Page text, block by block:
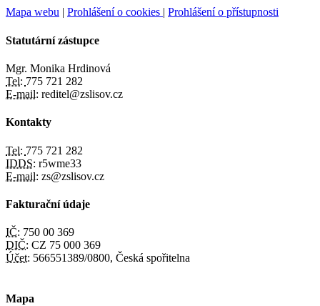
Mapa webu Prohlášení o cookies Prohlášení o přístupnosti
Statutární zástupce
Mgr. Monika Hrdinová
Tel: 775 721 282
E-mail: reditel@zslisov.cz
Kontakty
Tel: 775 721 282
IDDS: r5wme33
E-mail: zs@zslisov.cz
Fakturační údaje
IČ: 750 00 369
DIČ: CZ 75 000 369
Účet: 566551389/0800, Česká spořitelna
Mapa